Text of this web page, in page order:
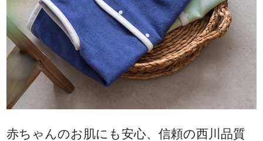
赤ちゃんのお肌にも安心、信頼の西川品質